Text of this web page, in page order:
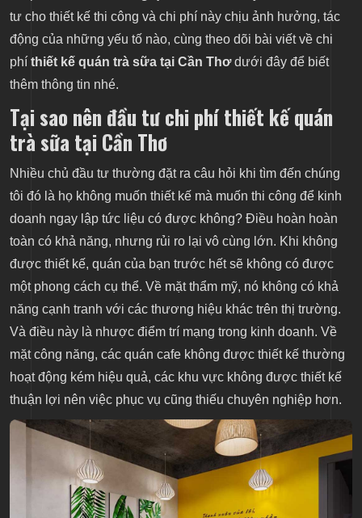
tư cho thiết kế thi công và chi phí này chịu ảnh hưởng, tác
động của những yếu tố nào, cùng theo dõi bài viết về chi
phí thiết kế quán trà sữa tại Cần Thơdưới đây để biết
thêm thông tin nhé.
Tại sao nên đầu tư chi phí thiết kế quán
trà sữa tại Cần Thơ
Nhiều chủ đầu tư thường đặt ra câu hỏi khi tìm đến chúng
tôi đó là họ không muốn thiết kế mà muốn thi công để kinh
doanh ngay lập tức liệu có được không? Điều hoàn hoàn
toàn có khả năng, nhưng rủi ro lại vô cùng lớn. Khi không
được thiết kế, quán của bạn trước hết sẽ không có được
một phong cách cụ thể. Về mặt thẩm mỹ, nó không có khả
năng cạnh tranh với các thương hiệu khác trên thị trường.
Và điều này là nhược điểm trí mạng trong kinh doanh. Về
mặt công năng, các quán cafe không được thiết kế thường
hoạt động kém hiệu quả, các khu vực không được thiết kế
thuận lợi nên việc phục vụ cũng thiếu chuyên nghiệp hơn.